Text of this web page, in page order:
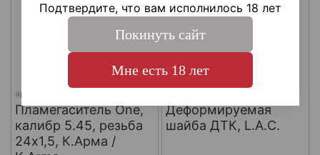
арт.
Пламегаситель One,
калибр 5.45, резьба
24х1,5, К.Арма /
Деформируемая
шайба ДТК, L.A.C.
Подтвердите, что вам исполнилось 18 лет
Покинуть сайт
Мне есть 18 лет